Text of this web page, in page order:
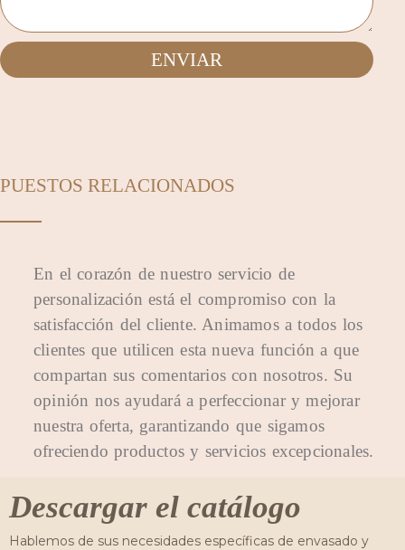
ENVIAR
PUESTOS RELACIONADOS
En el corazón de nuestro servicio de
personalización está el compromiso con la
satisfacción del cliente. Animamos a todos los
clientes que utilicen esta nueva función a que
compartan sus comentarios con nosotros. Su
opinión nos ayudará a perfeccionar y mejorar
nuestra oferta, garantizando que sigamos
ofreciendo productos y servicios excepcionales.
Descargar el catálogo
Hablemos de sus necesidades específicas de envasado y